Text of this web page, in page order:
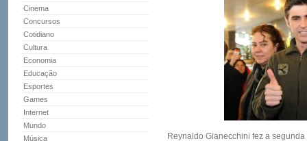
Cinema
Concursos
Cotidiano
Cultura
Economia
Educação
Esportes
Games
Internet
Mundo
Música
Reynaldo Gianecchini fez a